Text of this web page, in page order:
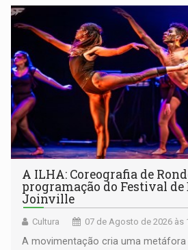
A ILHA: Coreografia de
programação do Festival de
Joinville
Cultura 07 de Agosto de 2026 às
A movimentação cria uma metáfora